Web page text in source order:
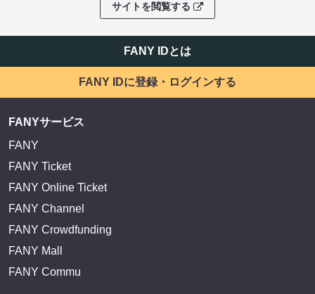
サイトを閲覧する
FANY IDとは
FANY IDに登録・ログインする
FANYサービス
FANY
FANY Ticket
FANY Online Ticket
FANY Channel
FANY Crowdfunding
FANY Mall
FANY Commu